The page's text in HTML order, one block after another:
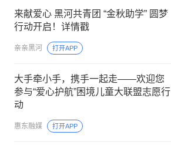
来献爱心 黑河共青团 “金秋助学” 圆梦
行动开启！详情戳
亲亲黑河 打开APP
大手牵小手，携手一起走——欢迎您
参与“爱心护航”困境儿童大联盟志愿行
动
惠东融媒 打开APP